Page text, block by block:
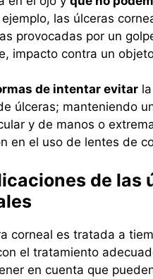
las úlceras
provocadas por un
impacto contra un
de intentar evitar
úlceras; manteniendo
y de manos o
en el uso de lentes de
de las
corneal es tratada a
el tratamiento
en cuenta que